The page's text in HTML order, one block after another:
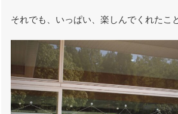
それでも、いっぱい、楽しんでくれたこ